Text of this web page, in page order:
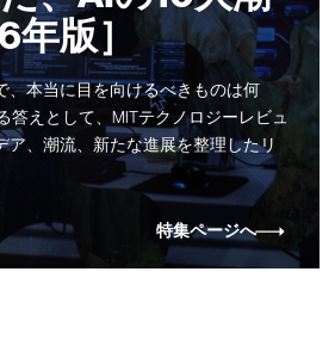
年版］
、本当に目を向けるべきものは何
答えとして、MITテクノロジーレビュ
ア、潮流、新たな進展を整理したリ
特集ページへ